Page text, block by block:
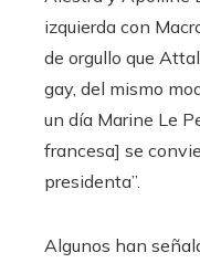
izquierda con
de orgullo que
gay, del mismo
un día Marine Le
francesa] se
presidenta”.
Algunos han